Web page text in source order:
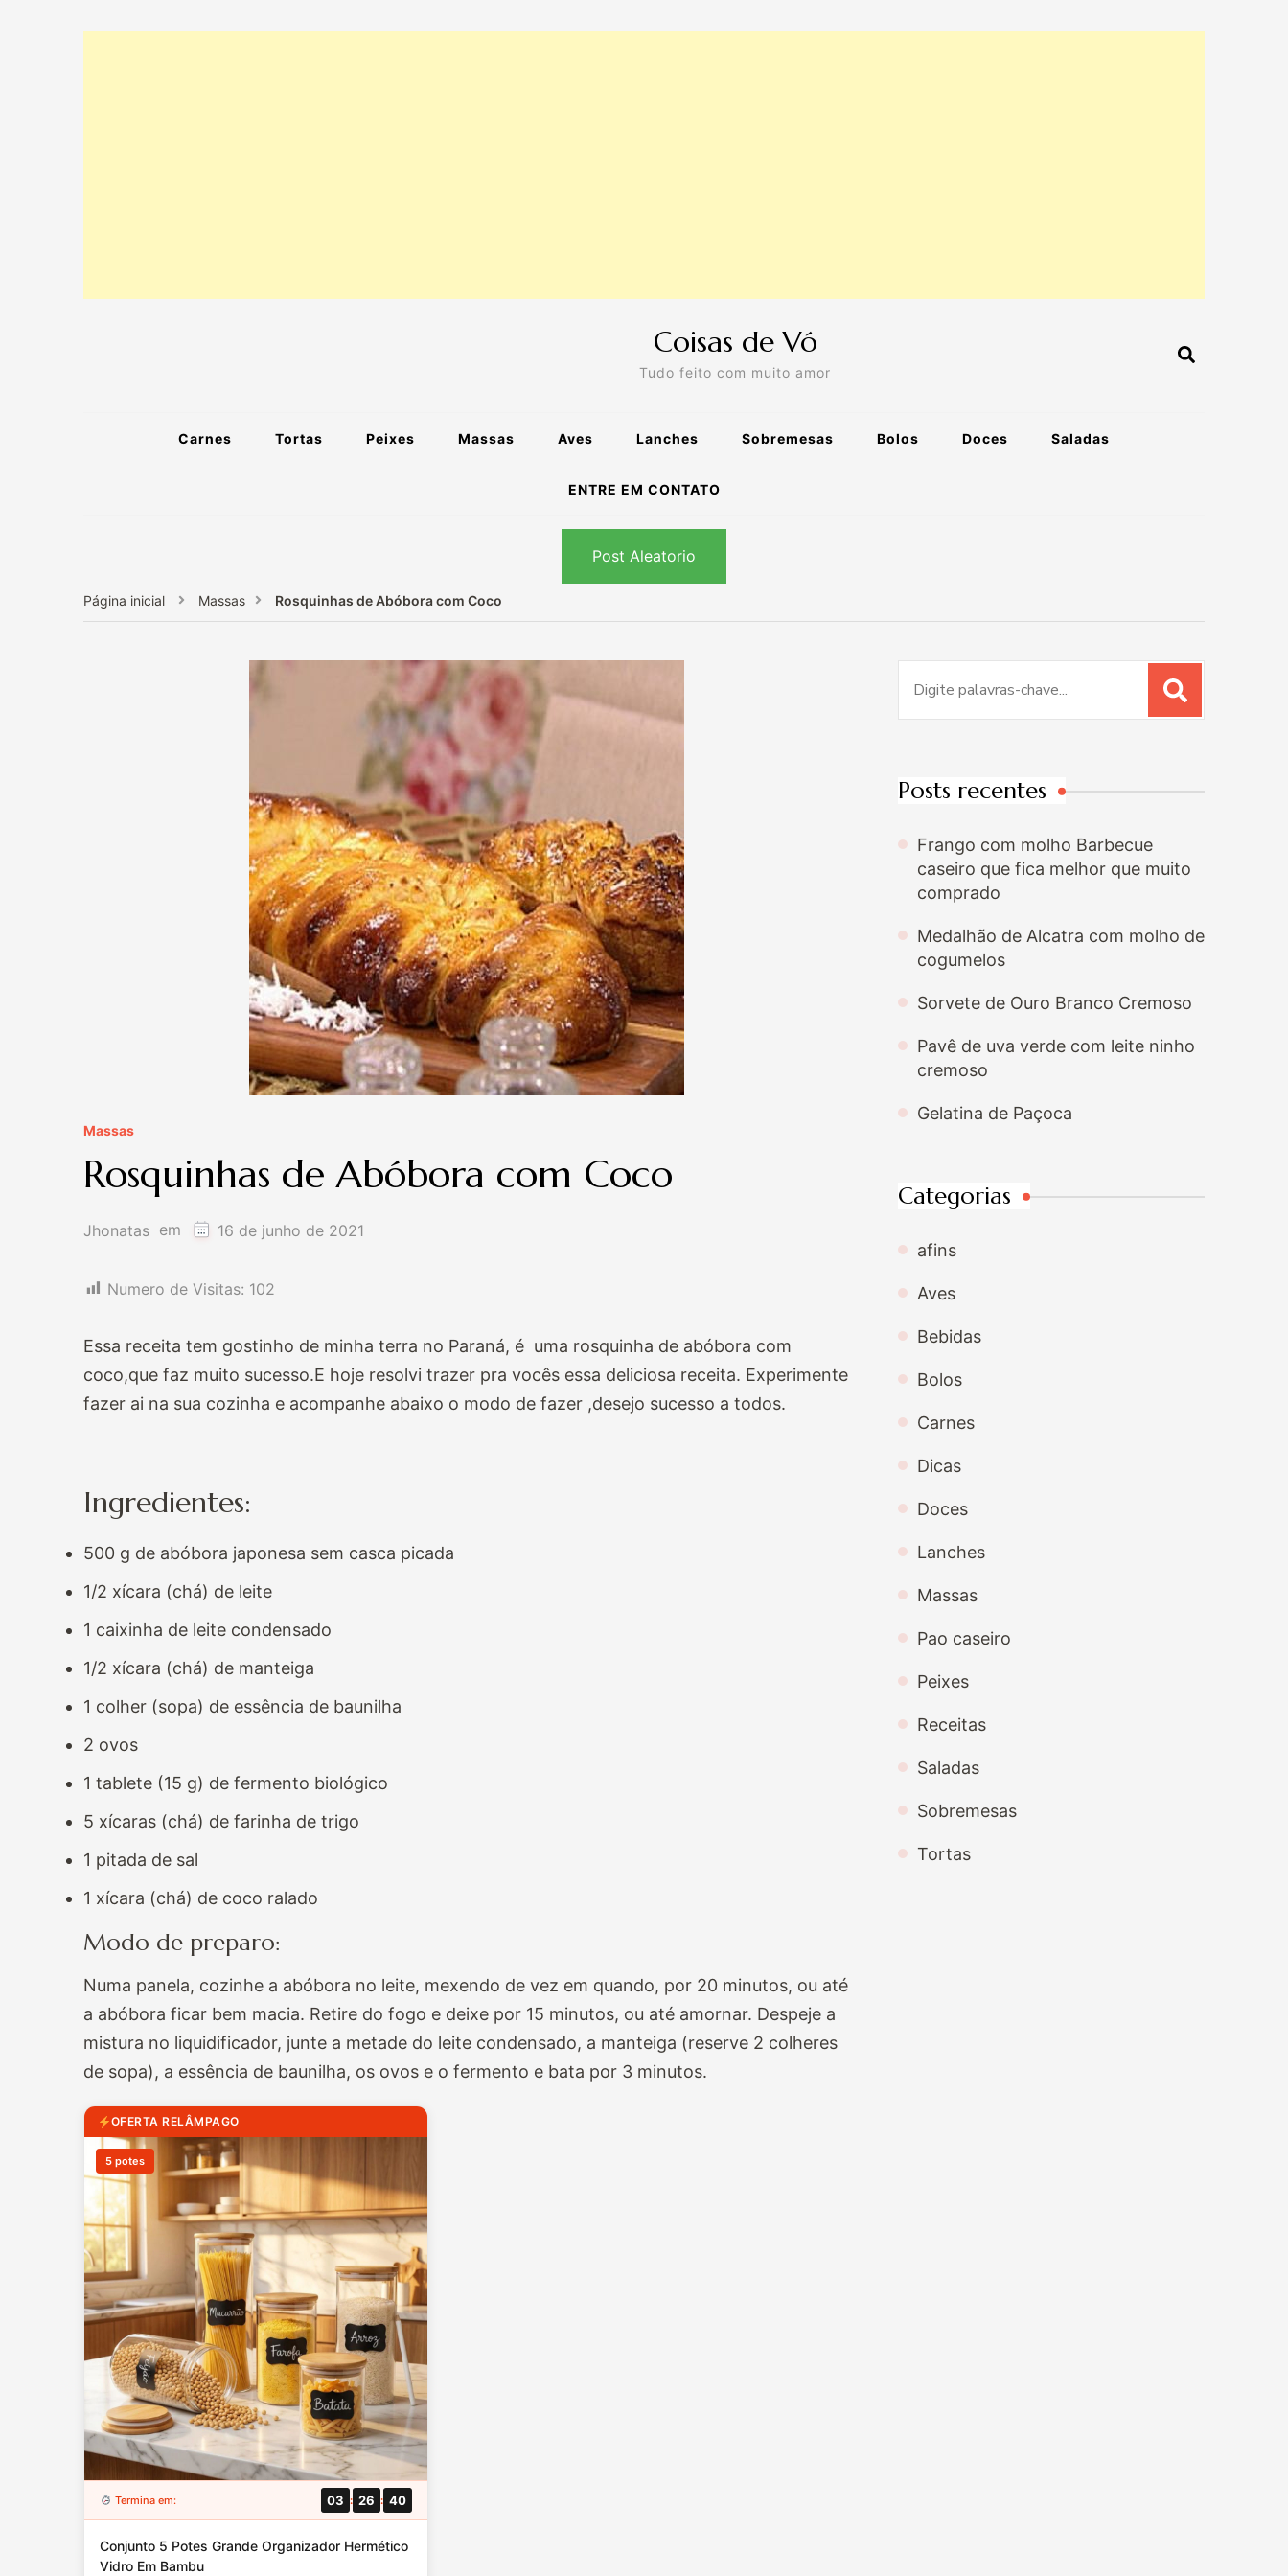
Coisas de Vó
Tudo feito com muito amor
Carnes Tortas Peixes Massas Aves Lanches Sobremesas Bolos Doces Saladas
ENTRE EM CONTATO
Post Aleatorio
Página inicial Massas Rosquinhas de Abóbora com Coco
Massas
Rosquinhas de Abóbora com Coco
Jhonatas em 16 de junho de 2021
Numero de Visitas: 102
Essa receita tem gostinho de minha terra no Paraná, é uma rosquinha de abóbora com
coco,que faz muito sucesso.E hoje resolvi trazer pra vocês essa deliciosa receita. Experimente
fazer ai na sua cozinha e acompanhe abaixo o modo de fazer ,desejo sucesso a todos.
Ingredientes:
500 g de abóbora japonesa sem casca picada
1/2 xícara (chá) de leite
1 caixinha de leite condensado
1/2 xícara (chá) de manteiga
1 colher (sopa) de essência de baunilha
2 ovos
1 tablete (15 g) de fermento biológico
5 xícaras (chá) de farinha de trigo
1 pitada de sal
1 xícara (chá) de coco ralado
Modo de preparo:
Numa panela, cozinhe a abóbora no leite, mexendo de vez em quando, por 20 minutos, ou até
a abóbora ficar bem macia. Retire do fogo e deixe por 15 minutos, ou até amornar. Despeje a
mistura no liquidificador, junte a metade do leite condensado, a manteiga (reserve 2 colheres
de sopa), a essência de baunilha, os ovos e o fermento e bata por 3 minutos.
OFERTA RELÂMPAGO
5 potes
Termina em: 03 : 26 : 39
Conjunto 5 Potes Grande Organizador Hermético
Vidro Em Bambu
por:
Posts recentes
Frango com molho Barbecue
caseiro que fica melhor que muito
comprado
Medalhão de Alcatra com molho de
cogumelos
Sorvete de Ouro Branco Cremoso
Pavê de uva verde com leite ninho
cremoso
Gelatina de Paçoca
Categorias
afins
Aves
Bebidas
Bolos
Carnes
Dicas
Doces
Lanches
Massas
Pao caseiro
Peixes
Receitas
Saladas
Sobremesas
Tortas